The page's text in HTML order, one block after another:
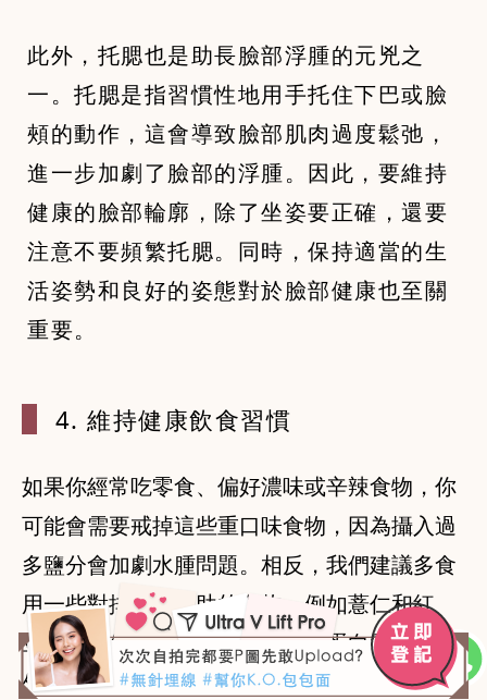
此外，托腮也是助長臉部浮腫的元兇之
一。托腮是指習慣性地用手托住下巴或臉
頰的動作，這會導致臉部肌肉過度鬆弛，
進一步加劇了臉部的浮腫。因此，要維持
健康的臉部輪廓，除了坐姿要正確，還要
注意不要頻繁托腮。同時，保持適當的生
活姿勢和良好的姿態對於臉部健康也至關
重要。
4. 維持健康飲食習慣
如果你經常吃零食、偏好濃味或辛辣食物，你
可能會需要戒掉這些重口味食物，因為攝入過
多鹽分會加劇水腫問題。相反，我們建議多食
用一些對排水有幫助的食物，例如薏仁和紅
豆，同時保證身體有足夠的優質蛋白質。此
外，多喝咖啡和茶類飲品也可以幫助排除體內